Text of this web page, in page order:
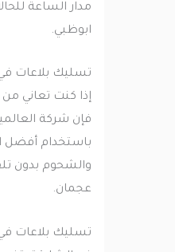
مدار الساعة
ابوظبي.
تسليك بلاعات في
إذا كنت تعاني من
فإن شركة العالمية
باستخدام أفضل
والشحوم بدون تلف
عجمان.
تسليك بلاعات في